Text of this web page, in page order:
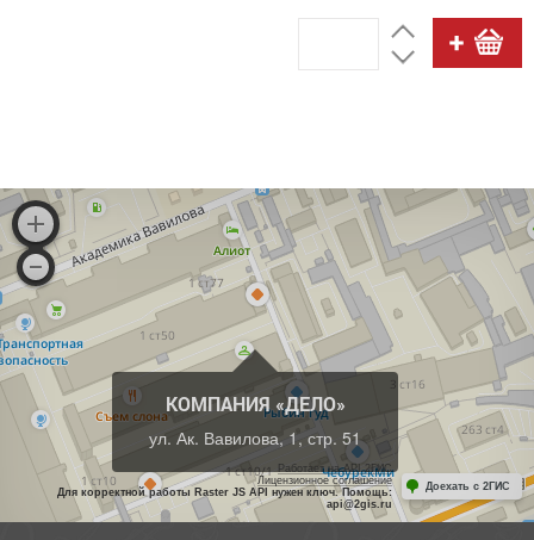
КОМПАНИЯ «ДЕЛО»
ул. Ак. Вавилова, 1, стр. 51
Работает на API 2ГИС
Лицензионное соглашение
Для корректной работы Raster JS API нужен ключ. Помощь:
api@2gis.ru
Доехать с 2ГИС